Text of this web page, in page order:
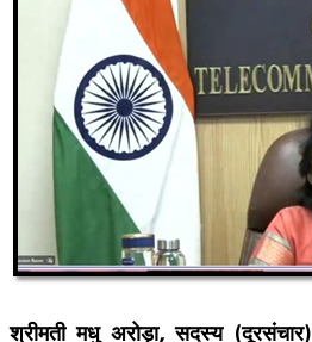
श्रीमती मधु अरोड़ा,सदस्य (दूरसंचार)